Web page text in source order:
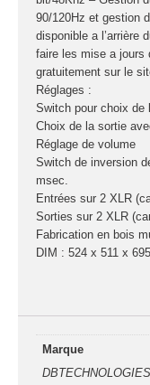
connecteurs
Structures,
et pieds
Structure
X
90/120Hz et gestion
disponible a l’arrière
faire les mise a jours
gratuitement sur le
Réglages :
Switch pour choix de
Choix de la sortie
Réglage de volume
Switch de inversion
msec.
Entrées sur 2 XLR
Sorties sur 2 XLR
Fabrication en bois
DIM : 524 x 511 x
Marque
DBTECHNOLOGIES